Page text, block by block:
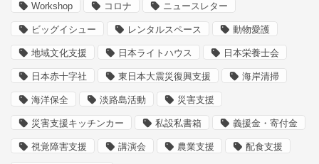
Workshop コロナ ニュースレター
ビッグイシュー レンタルスペース 動物愛護
地域文化支援 日本ライトハウス 日本栄養士会
日本赤十字社 東日本大震災復興支援 海岸清掃
海洋保全 淡路島活動 災害支援
災害支援キッチンカー 私設私書箱 義援金・寄付金
視覚障害支援 講演会 農業支援 配食支援